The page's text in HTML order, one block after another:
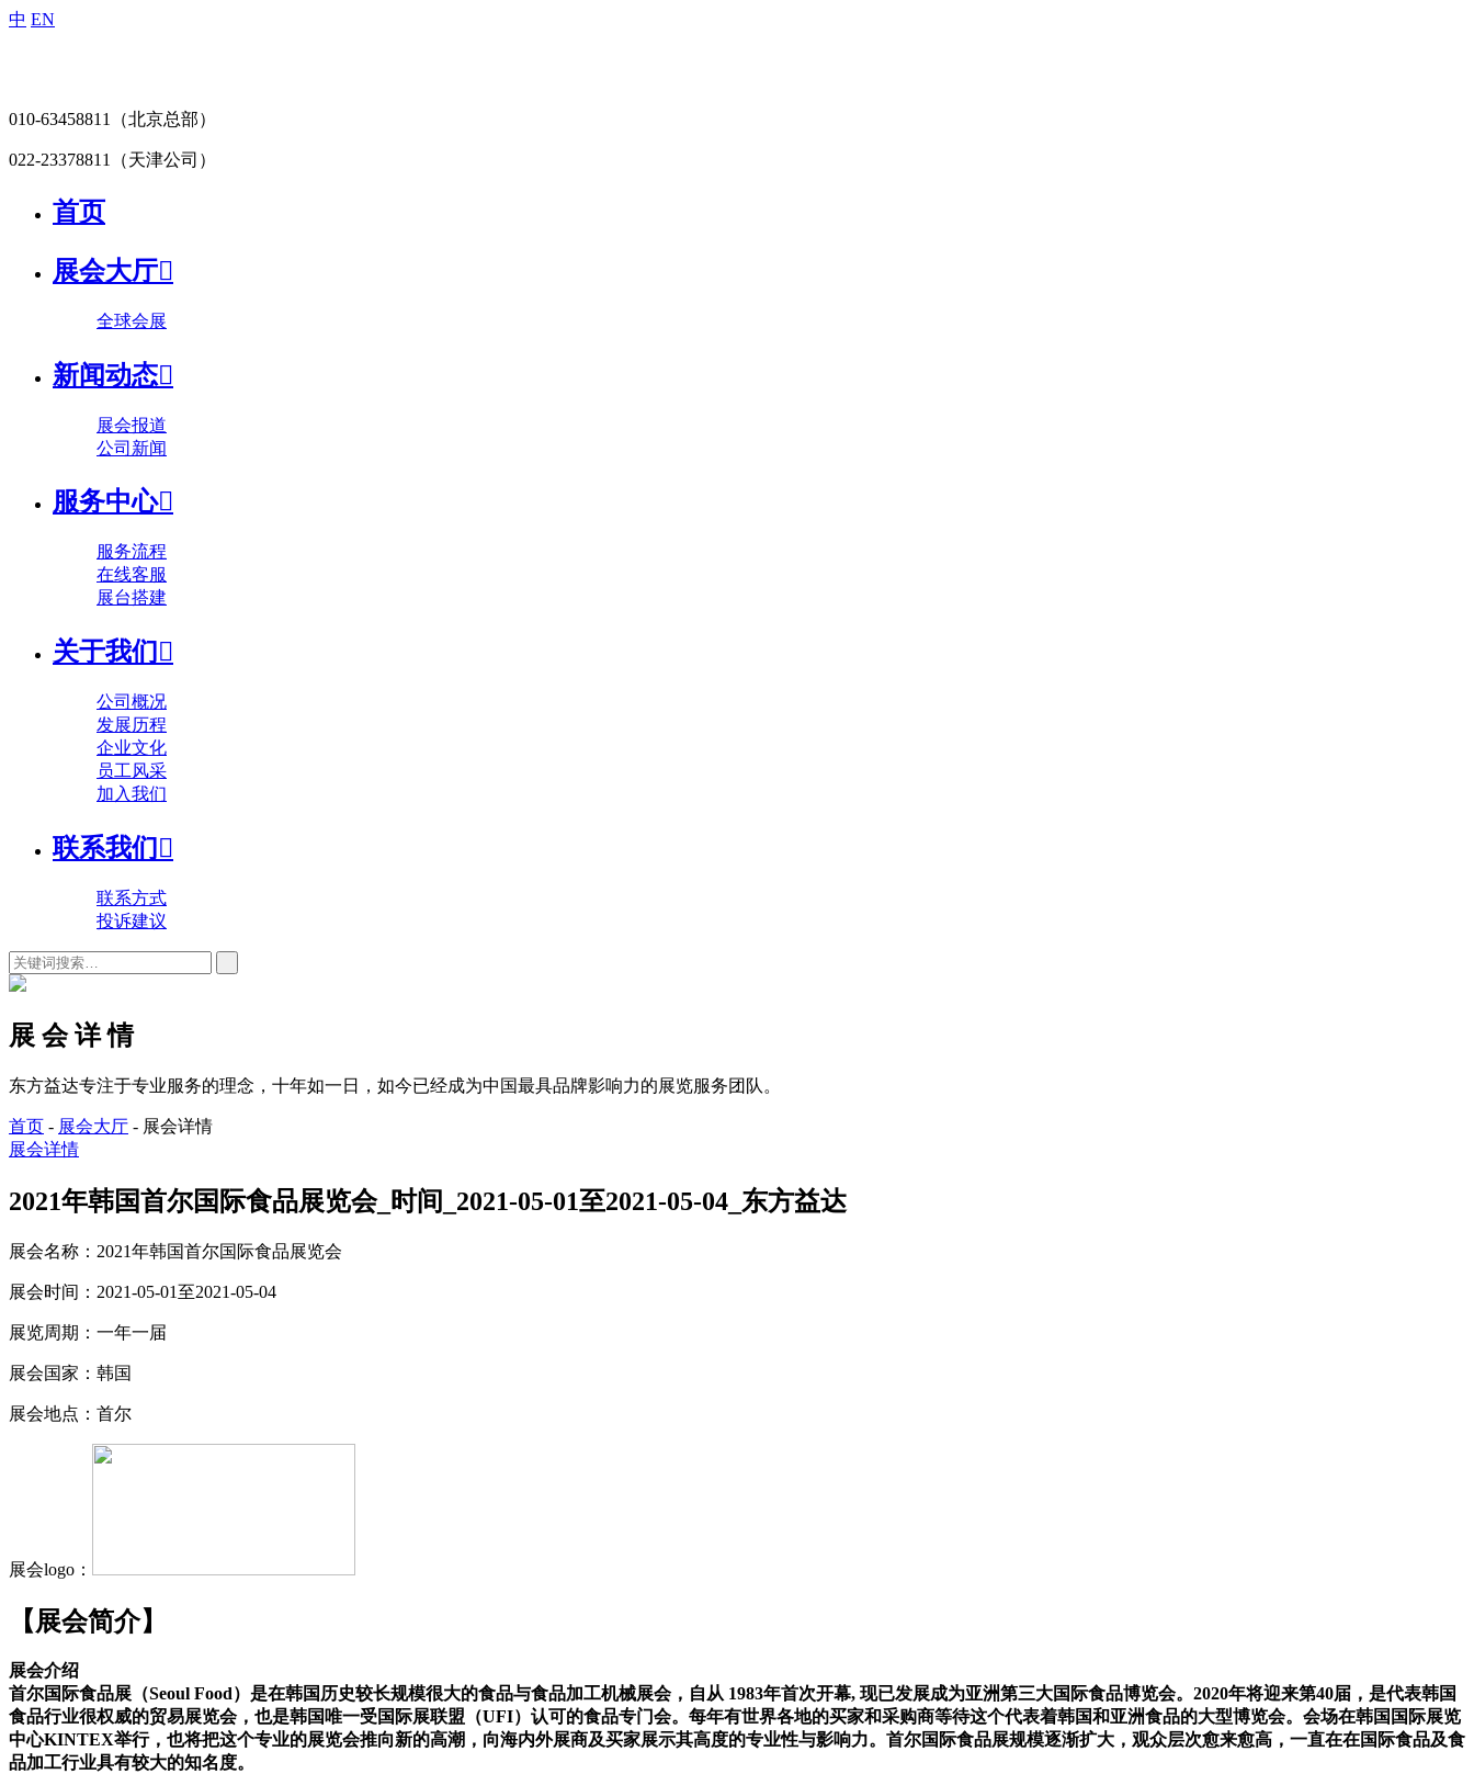
中 EN
010-63458811 （北京总部）
022-23378811 （天津公司）
首页
展会大厅
全球会展
新闻动态
展会报道
公司新闻
服务中心
服务流程
在线客服
展台搭建
关于我们 
公司概况
发展历程
企业文化
员工风采
加入我们
联系我们 
联系方式
投诉建议
展 会 详 情
东方益达专注于专业服务的理念，十年如一日，如今已经成为中国最具品牌影响力的展览服务团队。
首页 - 展会大厅 - 展会详情
展会详情
2021年韩国首尔国际食品展览会_时间_2021-05-01至2021-05-04_东方益达
展会名称： 2021年韩国首尔国际食品展览会
展会时间： 2021-05-01至2021-05-04
展览周期： 一年一届
展会国家： 韩国
展会地点： 首尔
展会logo：
【展会简介】
展会介绍
首尔国际食品展（Seoul Food）是在韩国历史较长规模很大的食品与食品加工机械展会，自从 1983年首次开幕, 现已发展成为亚洲第三大国际食品博览会。2020年将迎来第40届，是代表韩国
食品行业很权威的贸易展览会，也是韩国唯一受国际展联盟（UFI）认可的食品专门会。每年有世界各地的买家和采购商等待这个代表着韩国和亚洲食品的大型博览会。会场在韩国国际展览
中心KINTEX举行，也将把这个专业的展览会推向新的高潮，向海内外展商及买家展示其高度的专业性与影响力。首尔国际食品展规模逐渐扩大，观众层次愈来愈高，一直在在国际食品及食
品加工行业具有较大的知名度。